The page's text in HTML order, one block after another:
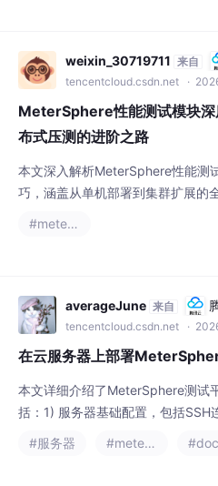
的短期负荷预测，提出了一种利用
电价以及先前负荷预测新的负荷的
的是全联通神经网络和长短期记忆
weixin_30719711 来自
tencentcloud.csdn.net ·
MeterSphere性能测试模块深
布式压测的进阶之路
本文深入解析MeterSphere性能测
巧，涵盖从单机部署到集群扩展的
#metersphere
averageJune 来自
tencentcloud.csdn.net ·
在云服务器上部署
本文详细介绍了MeterSphere测试
括：1) 服务器基础配置，包括
通过浏览器访问8081端口即可使
#服务器 #metersphere